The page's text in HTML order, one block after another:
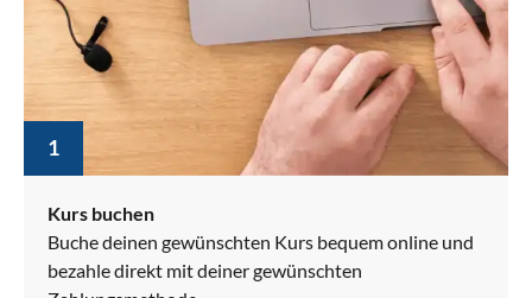
1
Kurs buchen
Buche deinen gewünschten Kurs bequem online und
bezahle direkt mit deiner gewünschten